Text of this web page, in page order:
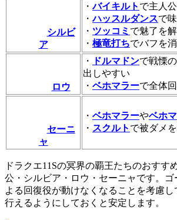
シルビ
ア
・バイキルト で主人
・ハッスルダンスで
・ ツッコミ で魅了を
・ 極竜打ちでバフを
ロウ
・ ドルマドンで戦慄
出しやすい
・ ベホマラーで全体
セーニ
ャ
・ ベホマラーやベホマ
・ スクルト で被ダメ
ドラクエ11Sの冥界の覇王たちのおすす
公・シルビア・ロウ・セーニャです。ゴ
よる回復役が動けなくなることを考慮
行えるようにしておくと安定します。